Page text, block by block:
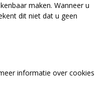
kenbaar maken. Wanneer u
dit niet dat u geen
informatie over cookies